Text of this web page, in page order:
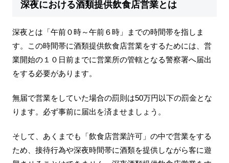
深夜における酒類提供飲食店営業とは
深夜とは「午前０時～午前６時」までの時間帯を指しま
す。この時間帯に酒類提供飲食店営業をするためには、営
業開始の１０日前までに営業所の管轄となる警察署へ届出
をする必要があります。
無届で営業をしていた場合の罰則は50万円以下の罰金とな
ります。必ず事前に届出を済ませましょう。
そして、あくまでも「飲食店営業許可」の中で営業をする
ため、接待行為や深夜時間帯に酒類を提供しながら客に遊